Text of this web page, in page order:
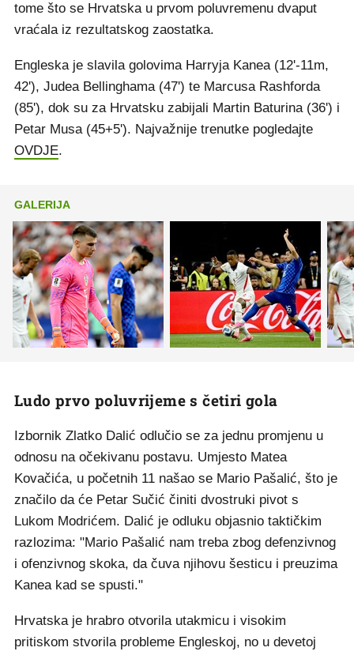
tome što se Hrvatska u prvom poluvremenu dvaput
vraćala iz rezultatskog zaostatka.
Engleska je slavila golovima Harryja Kanea (12'-11m,
42'), Judea Bellinghama (47') te Marcusa Rashforda
(85'), dok su za Hrvatsku zabijali Martin Baturina (36') i
Petar Musa (45+5'). Najvažnije trenutke pogledajte
OVDJE.
GALERIJA
Ludo prvo poluvrijeme s četiri gola
Izbornik Zlatko Dalić odlučio se za jednu promjenu u
odnosu na očekivanu postavu. Umjesto Matea
Kovačića, u početnih 11 našao se Mario Pašalić, što je
značilo da će Petar Sučić činiti dvostruki pivot s
Lukom Modrićem. Dalić je odluku objasnio taktičkim
razlozima: "Mario Pašalić nam treba zbog defenzivnog
i ofenzivnog skoka, da čuva njihovu šesticu i preuzima
Kanea kad se spusti."
Hrvatska je hrabro otvorila utakmicu i visokim
pritiskom stvorila probleme Engleskoj, no u devetoj